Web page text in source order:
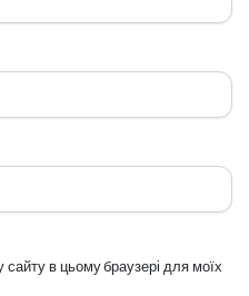
в цьому браузері для моїх